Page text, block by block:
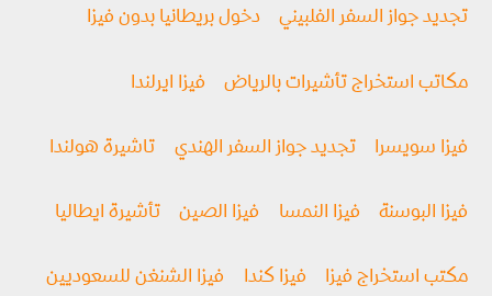
تجديد جواز السفر الفلبيني دخول بريطانيا بدون فيزا
مكاتب استخراج تأشيرات بالرياض فيزا ايرلندا
فيزا سويسرا تجديد جواز السفر الهندي تاشيرة هولندا
فيزا البوسنة فيزا النمسا فيزا الصين تأشيرة ايطاليا
مكتب استخراج فيزا فيزا كندا فيزا الشنغن للسعوديين